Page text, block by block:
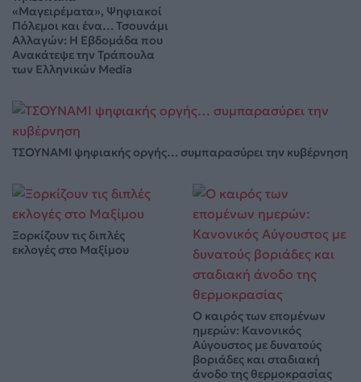
«Μαγειρέματα», Ψηφιακοί
Πόλεμοι και ένα… Τσουνάμι
Αλλαγών: Η Εβδομάδα που
Ανακάτεψε την Τράπουλα
των Ελληνικών Media
ΤΣΟΥΝΑΜΙ ψηφιακής οργής… συμπαρασύρει την κυβέρνηση
Ξορκίζουν τις διπλές
εκλογές στο Μαξίμου
Ο καιρός των επομένων
ημερών: Κανονικός
Αύγουστος με δυνατούς
βοριάδες και σταδιακή
άνοδο της θερμοκρασίας